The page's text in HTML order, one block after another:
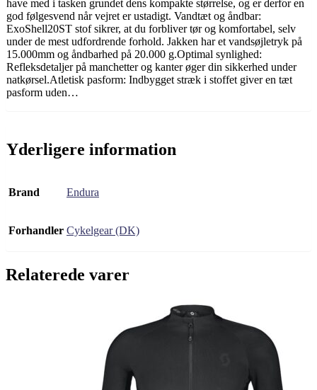
have med i tasken grundet dens kompakte størrelse, og er derfor en
god følgesvend når vejret er ustadigt. Vandtæt og åndbar:
ExoShell20ST stof sikrer, at du forbliver tør og komfortabel, selv
under de mest udfordrende forhold. Jakken har et vandsøjletryk på
15.000mm og åndbarhed på 20.000 g.Optimal synlighed:
Refleksdetaljer på manchetter og kanter øger din sikkerhed under
natkørsel.Atletisk pasform: Indbygget stræk i stoffet giver en tæt
pasform uden…
Yderligere information
Brand Endura
Forhandler Cykelgear (DK)
Relaterede varer